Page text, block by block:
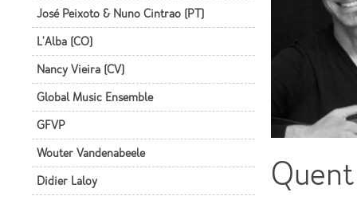
José Peixoto & Nuno Cintrao (PT)
L'Alba (CO)
Nancy Vieira (CV)
Global Music Ensemble
GFVP
Wouter Vandenabeele
Didier Laloy